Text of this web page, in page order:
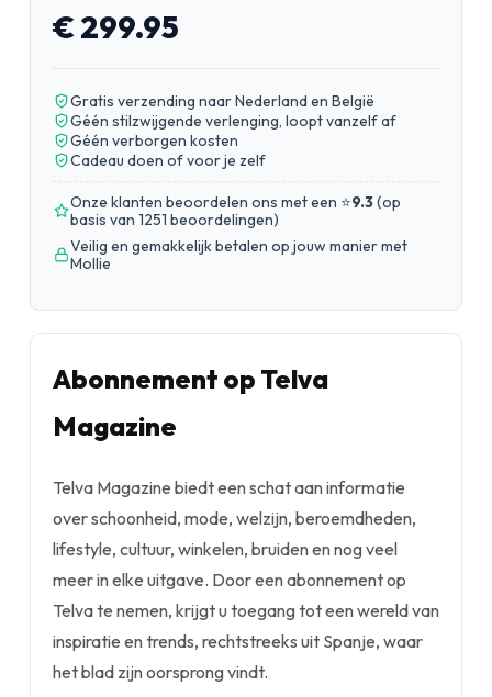
€ 299.95
Gratis verzending naar Nederland en België
Géén stilzwijgende verlenging, loopt vanzelf af
Géén verborgen kosten
Cadeau doen of voor je zelf
Onze klanten beoordelen ons met een ⭐9.3(op
basis van 1251 beoordelingen)
Veilig en gemakkelijk betalen op jouw manier met
Mollie
Abonnement op Telva
Magazine
Telva Magazine biedt een schat aan informatie
over schoonheid, mode, welzijn, beroemdheden,
lifestyle, cultuur, winkelen, bruiden en nog veel
meer in elke uitgave. Door een abonnement op
Telva te nemen, krijgt u toegang tot een wereld van
inspiratie en trends, rechtstreeks uit Spanje, waar
het blad zijn oorsprong vindt.